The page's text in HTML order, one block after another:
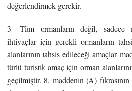
değerlendirmek gerekir.
3- Tüm ormanların değil, sadece
ihtiyaçlar için gerekli ormanların
alanlarının tahsis edileceği amaçlar
türlü turistik amaç için orman
geçilmiştir. 8. maddenin (A)